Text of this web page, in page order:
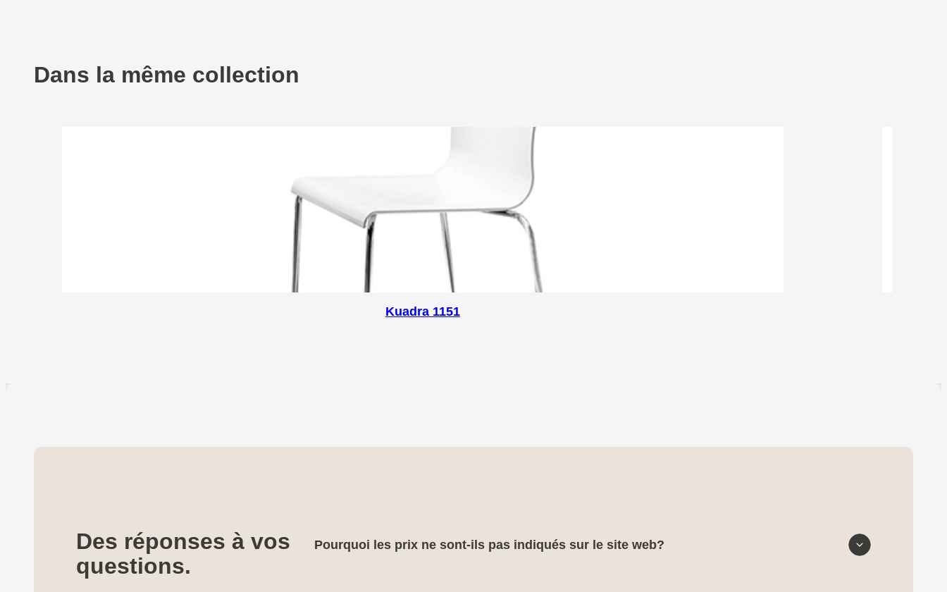
Dans la même collection
Kuadra 1151
Des réponses à vos
questions.
Pourquoi les prix ne sont-ils pas indiqués sur le site web?